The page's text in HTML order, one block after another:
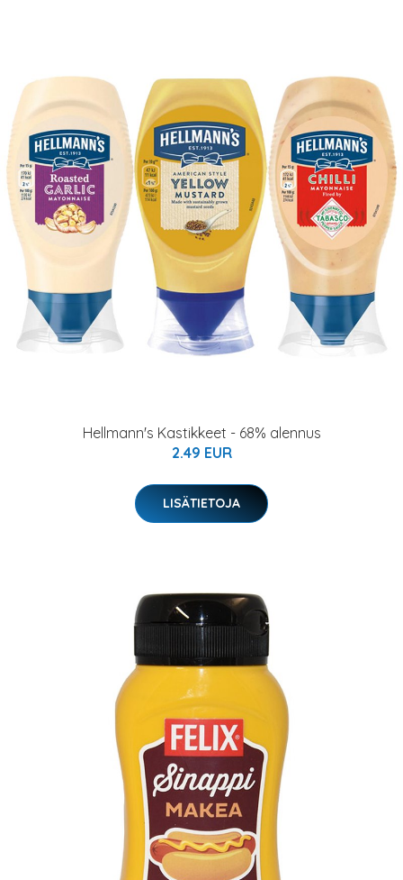
Hellmann's Kastikkeet - 68% alennus
2.49 EUR
LISÄTIETOJA